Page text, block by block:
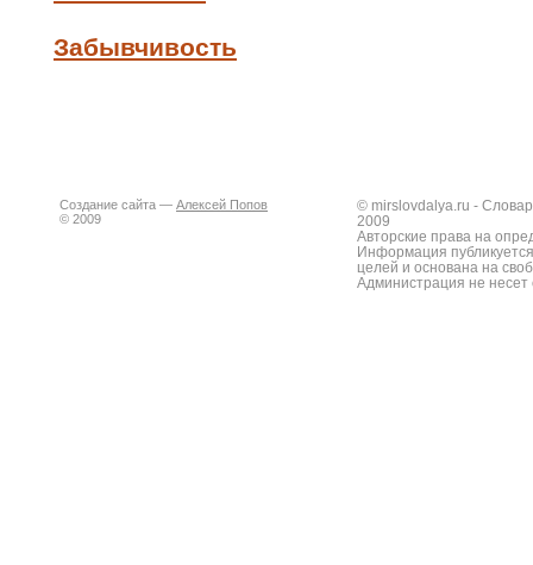
Забывчивость
Создание сайта — Алексей Попов
© 2009
© mirslovdalya.ru -
2009
Авторские права на
Информация
целей и основана на
Администрация не несет